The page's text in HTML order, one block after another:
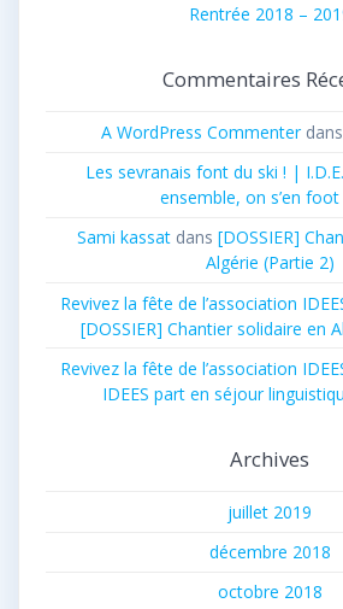
Rentrée 2018 –
Commentaires
A WordPress Commenterdans
Les sevranais font du ski ! |
ensemble, on s’en foot
Sami kassatdans [DOSSIER]
Algérie (Partie 2)
Revivez la fête de l’association
[DOSSIER] Chantier solidaire en
Revivez la fête de l’association
IDEES part en séjour
Archives
juillet 2019
décembre 2018
octobre 2018